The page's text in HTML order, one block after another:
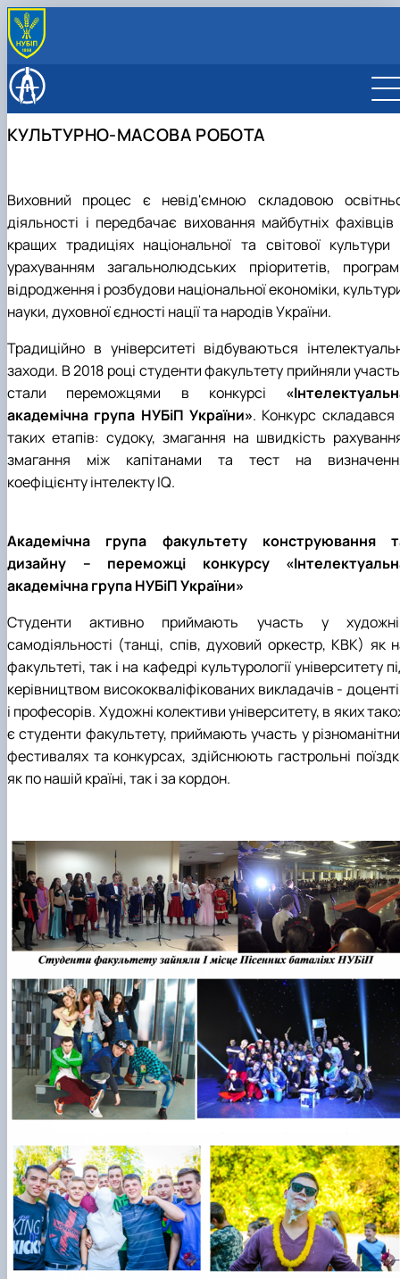
ПРО ФАКУЛЬТЕТ
Відео про факультет
Культурно-масова робота
Міжнародна співараця
Опитування
Про нас
Рада роботодавців
Бакалавр
G11 Машинобудування
Магістр
СТУДЕНТУ
Розклад занять
Розклад складання екзаменів
Формування індивідуальної освітньої траєкторії
Стипендія
Накази про затвердження тем кваліфікаційних
робіт
Сторінка магістра
Соціальна стипендія
Студенту
Студентська організація
Рейтингові списки
КАФЕДРИ
Механіки
Надійності техніки
Нарисної геометрії, комп’ютерної графіки та
Технології конструкційних матеріалів і
матеріалознавства
Технічного сервісу та інженерного менеджменту
Наукові гуртки
Наукова робота
ВІДВІДАТИ ФАКУЛЬТЕТ
КУЛЬТУРНО-МАСОВА РОБОТА
Виховний процес є невід'ємною складовою
діяльності і передбачає виховання майбутніх фахівців
кращих традиціях національної та світової культури
урахуванням загальнолюдських пріоритетів,
відродження і розбудови національної економіки,
науки, духовної єдності нації та народів України.
Традиційно в університеті відбуваються
заходи. В 2018 році студенти факультету прийняли участь
стали переможцями в конкурсі
академічна група НУБіП України». Конкурс складався
таких етапів: судоку, змагання на швидкість
змагання між капітанами та тест на
коефіцієнту інтелекту IQ.
Академічна група факультету конструювання
дизайну – переможці конкурсу
академічна група НУБіП України»
Студенти активно приймають участь у
самодіяльності (танці, спів, духовий оркестр, КВК) як
факультеті, так і на кафедрі культурології університету
керівництвом висококваліфікованих викладачів -
і професорів. Художні колективи університету, в яких
є студенти факультету, приймають участь у
фестивалях та конкурсах, здійснюють гастрольні
як по нашій країні, так і за кордон.